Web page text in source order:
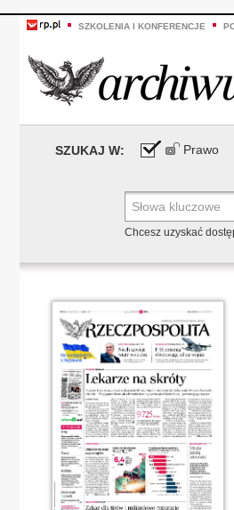
SZKOLENIA I KONFERENCJE
SZUKAJ W: Prawo
Chcesz uzyskać